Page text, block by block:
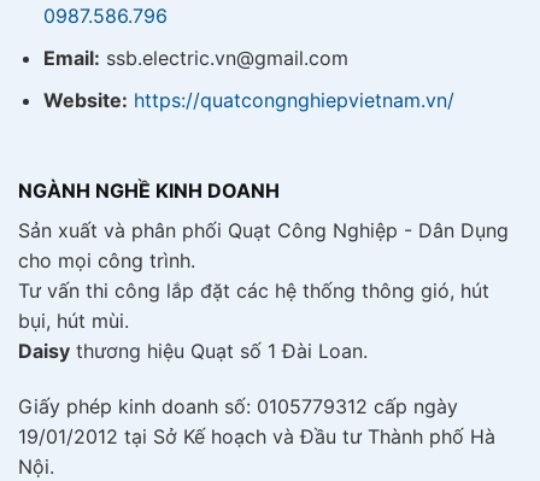
0987.586.796
Email: ssb.electric.vn@gmail.com
Website: https://quatcongnghiepvietnam.vn/
NGÀNH NGHỀ KINH DOANH
Sản xuất và phân phối Quạt Công Nghiệp - Dân Dụng
cho mọi công trình.
Tư vấn thi công lắp đặt các hệ thống thông gió, hút
bụi, hút mùi.
Daisy thương hiệu Quạt số 1 Đài Loan.
Giấy phép kinh doanh số: 0105779312 cấp ngày
19/01/2012 tại Sở Kế hoạch và Đầu tư Thành phố Hà
Nội.